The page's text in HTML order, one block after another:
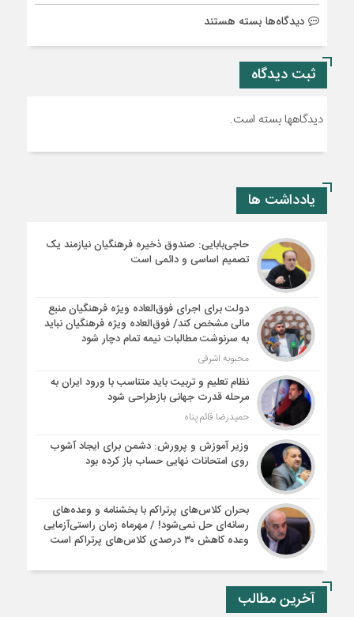
دیدگاه‌ها برای
بسته هستند
ثبت دیدگاه
دیدگاهها بسته است.
یادداشت ها
حاجی‌بابایی: صندوق ذخیره فرهنگیان نیازمند یک
تصمیم اساسی و دائمی است
دولت برای اجرای فوق‌العاده ویژه فرهنگیان منبع
مالی مشخص کند/ فوق‌العاده ویژه فرهنگیان نباید
به سرنوشت مطالبات نیمه‌ تمام دچار شود
محبوبه اشرفی
نظام تعلیم و تربیت باید متناسب با ورود ایران به
مرحله قدرت جهانی بازطراحی شود
حمیدرضا قائم پناه
وزیر آموزش و پرورش: دشمن برای ایجاد آشوب
روی امتحانات نهایی حساب باز کرده بود
بحران کلاس‌های پرتراکم با بخشنامه و وعده‌های
رسانه‌ای حل نمی‌شود! / مهرماه زمان راستی‌آزمایی
وعده کاهش ۳۰ درصدی کلاس‌های پرتراکم است
آخرین مطالب